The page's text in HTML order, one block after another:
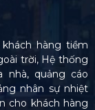
hàng tiềm
trời, Hệ thống
nhà, quảng cáo
nhân sự nhiệt
cho khách hàng